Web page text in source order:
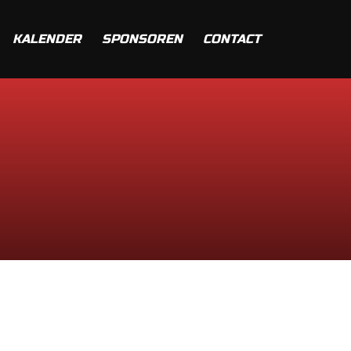
KALENDER SPONSOREN CONTACT